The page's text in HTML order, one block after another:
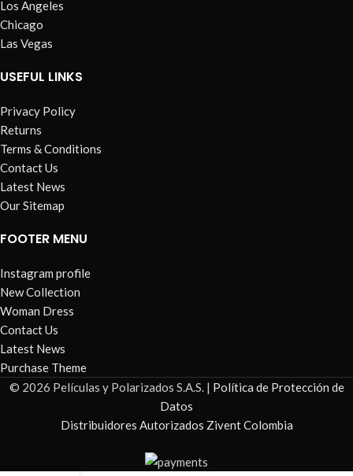
Los Angeles
Chicago
Las Vegas
USEFUL LINKS
Privacy Policy
Returns
Terms & Conditions
Contact Us
Latest News
Our Sitemap
FOOTER MENU
Instagram profile
New Collection
Woman Dress
Contact Us
Latest News
Purchase Theme
© 2026 Películas y Polarizados S.A.S. | Política de Protección de
Datos
Distribuidores Autorizados Zivent Colombia